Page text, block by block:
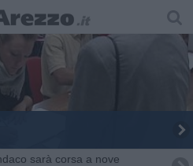
sarà corsa a nove